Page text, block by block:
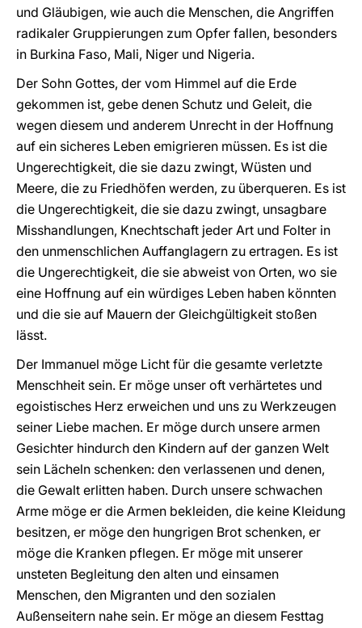
und Gläubigen, wie auch die Menschen, die Angriffen
radikaler Gruppierungen zum Opfer fallen, besonders
in Burkina Faso, Mali, Niger und Nigeria.
Der Sohn Gottes, der vom Himmel auf die Erde
gekommen ist, gebe denen Schutz und Geleit, die
wegen diesem und anderem Unrecht in der Hoffnung
auf ein sicheres Leben emigrieren müssen. Es ist die
Ungerechtigkeit, die sie dazu zwingt, Wüsten und
Meere, die zu Friedhöfen werden, zu überqueren. Es ist
die Ungerechtigkeit, die sie dazu zwingt, unsagbare
Misshandlungen, Knechtschaft jeder Art und Folter in
den unmenschlichen Auffanglagern zu ertragen. Es ist
die Ungerechtigkeit, die sie abweist von Orten, wo sie
eine Hoffnung auf ein würdiges Leben haben könnten
und die sie auf Mauern der Gleichgültigkeit stoßen
lässt.
Der Immanuel möge Licht für die gesamte verletzte
Menschheit sein. Er möge unser oft verhärtetes und
egoistisches Herz erweichen und uns zu Werkzeugen
seiner Liebe machen. Er möge durch unsere armen
Gesichter hindurch den Kindern auf der ganzen Welt
sein Lächeln schenken: den verlassenen und denen,
die Gewalt erlitten haben. Durch unsere schwachen
Arme möge er die Armen bekleiden, die keine Kleidung
besitzen, er möge den hungrigen Brot schenken, er
möge die Kranken pflegen. Er möge mit unserer
unsteten Begleitung den alten und einsamen
Menschen, den Migranten und den sozialen
Außenseitern nahe sein. Er möge an diesem Festtag